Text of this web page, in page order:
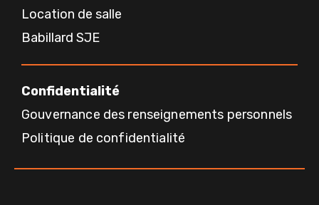
Location de salle
Babillard SJE
Confidentialité
Gouvernance des renseignements personnels
Politique de confidentialité